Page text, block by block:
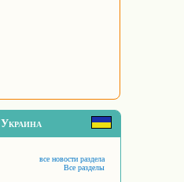
все новости раздела
Все разделы